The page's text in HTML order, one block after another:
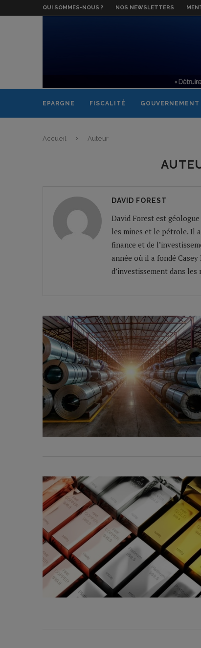
QUI SOMMES-NOUS ? NOS NEWSLETTERS
EPARGNE FISCALITÉ GOUVERNEMENT
Accueil Auteur
DAVID FOREST
David Forest est
les mines et le pétrole. Il
finance et de
année où il a fondé
d’investissement dans